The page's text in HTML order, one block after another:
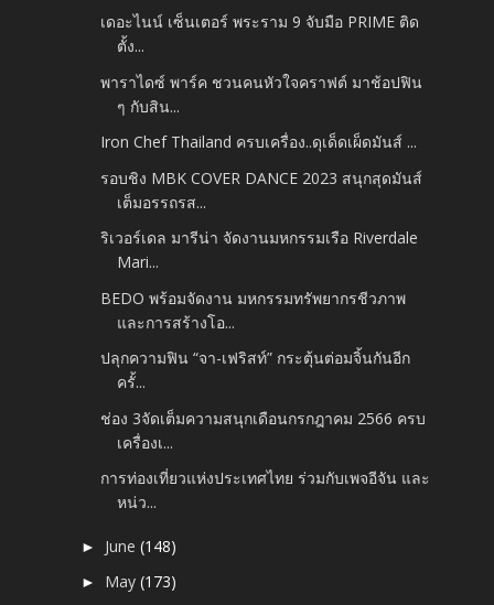
เดอะไนน์ เซ็นเตอร์ พระราม 9 จับมือ PRIME ติด
ตั้ง...
พาราไดซ์ พาร์ค ชวนคนหัวใจคราฟต์ มาช้อปฟิน
ๆ กับสิน...
Iron Chef Thailand ครบเครื่อง..ดุเด็ดเผ็ดมันส์ ...
รอบชิง MBK COVER DANCE 2023 สนุกสุดมันส์
เต็มอรรถรส...
ริเวอร์เดล มารีน่า จัดงานมหกรรมเรือ Riverdale
Mari...
BEDO พร้อมจัดงาน มหกรรมทรัพยากรชีวภาพ
และการสร้างโอ...
ปลุกความฟิน “จา-เฟริสท์” กระตุ้นต่อมจิ้นกันอีก
ครั้...
ช่อง 3จัดเต็มความสนุกเดือนกรกฎาคม 2566 ครบ
เครื่องเ...
การท่องเที่ยวแห่งประเทศไทย ร่วมกับเพจอีจัน และ
หน่ว...
► June(148)
► May(173)